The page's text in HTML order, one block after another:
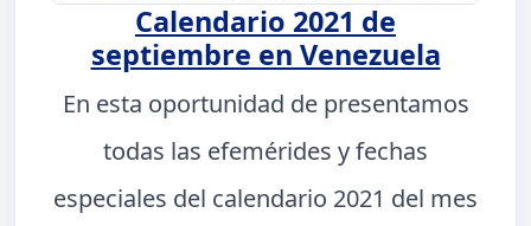
Calendario 2021 de
septiembre en Venezuela
En esta oportunidad de presentamos
todas las efemérides y fechas
especiales del calendario 2021 del mes